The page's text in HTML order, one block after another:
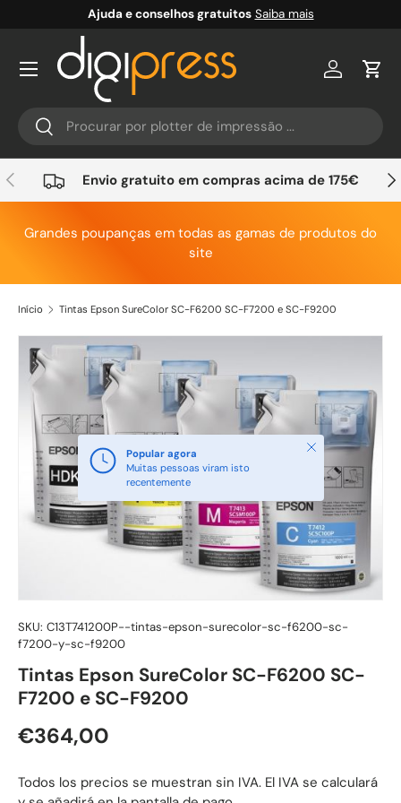
Ir para o conteúdo
Ajuda e conselhos gratuitos Saiba mais
Pesquisar
Pesquisar
Conta
Anterior Envio gratuito em compras acima de 175€
Grandes poupanças em todas as gamas de produtos do
site
Início Tintas Epson SureColor SC-F6200 SC-F7200 e SC-F9200
Saltar para a informação do produto
Popular agora
Muitas pessoas viram isto
recentemente
Fechar
SKU: C13T741200P--tintas-epson-surecolor-sc-f6200-sc-
f7200-y-sc-f9200
Tintas Epson SureColor SC-F6200 SC-
F7200 e SC-F9200
Preço normal
€364,00
Todos los precios se muestran sin IVA. El IVA se calculará